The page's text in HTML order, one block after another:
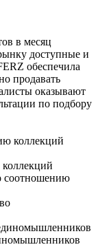
в месяц
доступные и
обеспечила
продавать
оказывают
по подбору
соотношению